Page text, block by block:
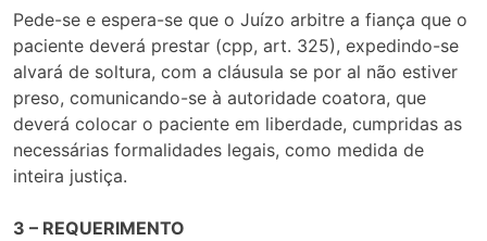
Pede-se e espera-se que o Juízo arbitre a fiança que o
paciente deverá prestar (cpp, art. 325), expedindo-se
alvará de soltura, com a cláusula se por al não estiver
preso, comunicando-se à autoridade coatora, que
deverá colocar o paciente em liberdade, cumpridas as
necessárias formalidades legais, como medida de
inteira justiça.
3 – REQUERIMENTO